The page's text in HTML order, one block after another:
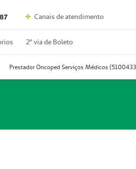
Canais de atendimento
2º via de Boleto